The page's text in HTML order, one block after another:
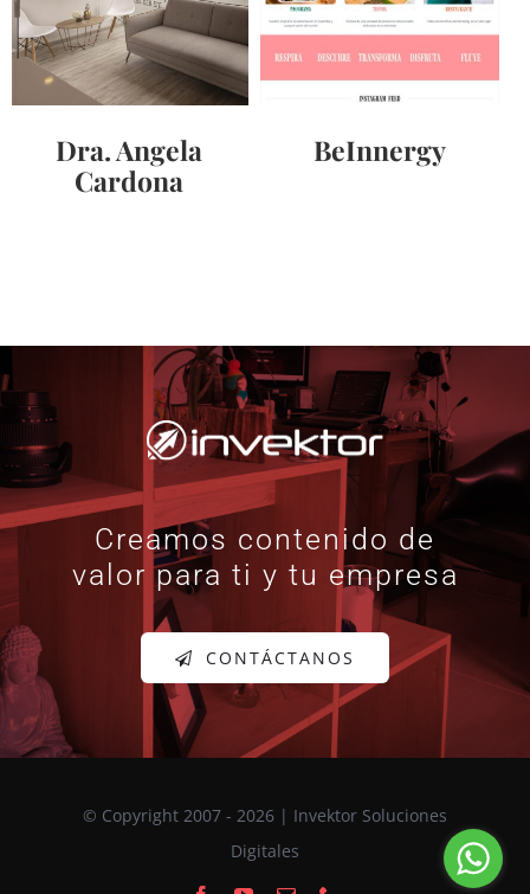
Dra. Angela
Cardona
BeInnergy
Creamos contenido de
valor para ti y tu empresa
CONTÁCTANOS
© Copyright 2007 - 2026 | Invektor Soluciones
Digitales